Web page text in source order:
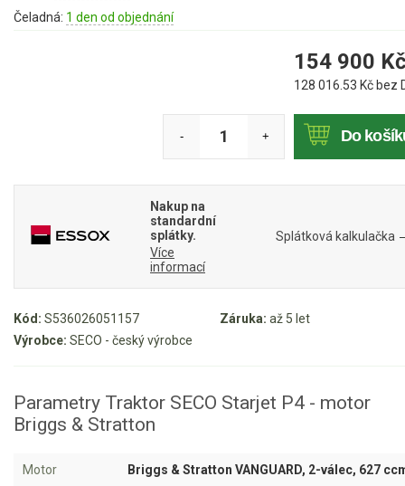
Akumulátorové sekačky
Křovinořezy a vyžínače
Benzínové křovinořezy a vyžínače
Aku křovinořezy a vyžínače
Benzínové pily
Aku pily
Jednoruční pily
Vyvětvovací pily
AKU zahradní technika
Kód: S536026051157 Záruka: až 5 let
Výrobce: SECO - český výrobce
Čeladná: 1 den od objednání
154 900
128 016.53 Kč bez
- + Do
Nakup na
standardní
splátky.
Více
informací
Splátková kalkulačka
Parametry Traktor SECO Starjet P4 - motor
Briggs & Stratton
Motor Briggs & Stratton VANGUARD, 2-válec, 627